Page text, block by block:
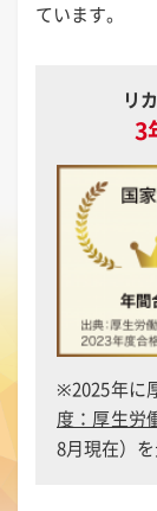
ています。
リ
3
※2025年に
度：厚生労
8月現在）